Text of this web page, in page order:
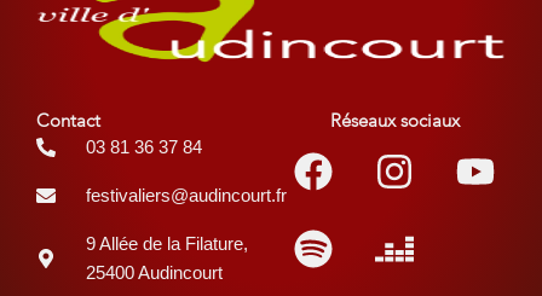
Contact
03 81 36 37 84
festivaliers@audincourt.fr
9 Allée de la Filature,
25400 Audincourt
Réseaux sociaux
Facebook
SpotifyDeezer